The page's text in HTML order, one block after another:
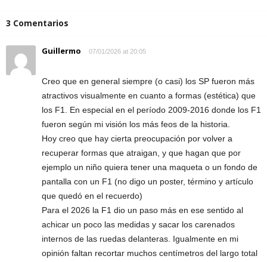
3 Comentarios
Guillermo 07/01/2026 at 20:05
Creo que en general siempre (o casi) los SP fueron más
atractivos visualmente en cuanto a formas (estética) que
los F1. En especial en el período 2009-2016 donde los F1
fueron según mi visión los más feos de la historia.
Hoy creo que hay cierta preocupación por volver a
recuperar formas que atraigan, y que hagan que por
ejemplo un niño quiera tener una maqueta o un fondo de
pantalla con un F1 (no digo un poster, término y artículo
que quedó en el recuerdo)
Para el 2026 la F1 dio un paso más en ese sentido al
achicar un poco las medidas y sacar los carenados
internos de las ruedas delanteras. Igualmente en mi
opinión faltan recortar muchos centímetros del largo total